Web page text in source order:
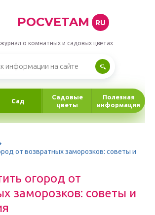
POCVETAM RU
о комнатных и садовых цветах
Сад
Садовые
цветы
Полезная
информация
от возвратных заморозков: советы и
огород от
заморозков: советы и